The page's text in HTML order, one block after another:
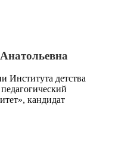
Института детства
кандидат